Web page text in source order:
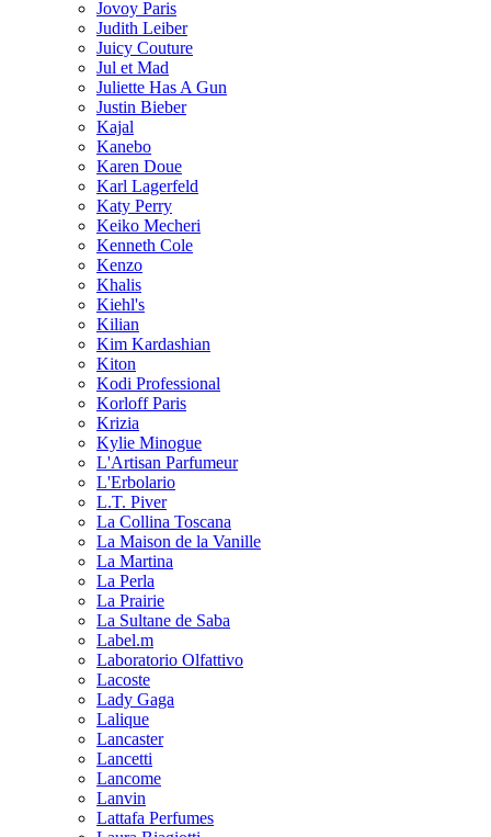
Jovoy Paris
Judith Leiber
Juicy Couture
Jul et Mad
Juliette Has A Gun
Justin Bieber
Kajal
Kanebo
Karen Doue
Karl Lagerfeld
Katy Perry
Keiko Mecheri
Kenneth Cole
Kenzo
Khalis
Kiehl's
Kilian
Kim Kardashian
Kiton
Kodi Professional
Korloff Paris
Krizia
Kylie Minogue
L'Artisan Parfumeur
L'Erbolario
L.T. Piver
La Collina Toscana
La Maison de la Vanille
La Martina
La Perla
La Prairie
La Sultane de Saba
Label.m
Laboratorio Olfattivo
Lacoste
Lady Gaga
Lalique
Lancaster
Lancetti
Lancome
Lanvin
Lattafa Perfumes